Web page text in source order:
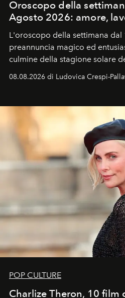
Oroscopo della
Agosto 2026: amore,
L'oroscopo della settimana dal
preannuncia magico ed
culmine della stagione solare
favorevole della Luna nuova in
ideale per la notte delle
08.08.2026 di Ludovica Crespi-
POP CULTURE
Charlize Theron, 10 film